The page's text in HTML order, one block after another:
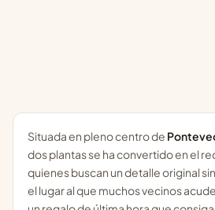
Situada en pleno centro de
dos plantas se ha convertido en el
quienes buscan un detalle original
el lugar al que muchos vecinos